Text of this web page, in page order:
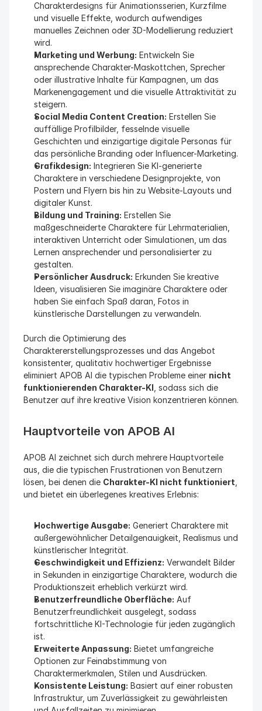
Charakterdesigns für Animationsserien, Kurzfilme
und visuelle Effekte, wodurch aufwendiges
manuelles Zeichnen oder 3D-Modellierung reduziert
wird.
Marketing und Werbung: Entwickeln Sie
ansprechende Charakter-Maskottchen, Sprecher
oder illustrative Inhalte für Kampagnen, um das
Markenengagement und die visuelle Attraktivität zu
steigern.
Social Media Content Creation: Erstellen Sie
auffällige Profilbilder, fesselnde visuelle
Geschichten und einzigartige digitale Personas für
das persönliche Branding oder Influencer-Marketing.
Grafikdesign: Integrieren Sie KI-generierte
Charaktere in verschiedene Designprojekte, von
Postern und Flyern bis hin zu Website-Layouts und
digitaler Kunst.
Bildung und Training: Erstellen Sie
maßgeschneiderte Charaktere für Lehrmaterialien,
interaktiven Unterricht oder Simulationen, um das
Lernen ansprechender und personalisierter zu
gestalten.
Persönlicher Ausdruck: Erkunden Sie kreative
Ideen, visualisieren Sie imaginäre Charaktere oder
haben Sie einfach Spaß daran, Fotos in
künstlerische Darstellungen zu verwandeln.
Durch die Optimierung des
Charaktererstellungsprozesses und das Angebot
konsistenter, qualitativ hochwertiger Ergebnisse
eliminiert APOB AI die typischen Probleme einer nicht
funktionierenden Charakter-KI , sodass sich die
Benutzer auf ihre kreative Vision konzentrieren können.
Hauptvorteile von APOB AI
APOB AI zeichnet sich durch mehrere Hauptvorteile
aus, die die typischen Frustrationen von Benutzern
lösen, bei denen die Charakter-KI nicht funktioniert
und bietet ein überlegenes kreatives Erlebnis:
Hochwertige Ausgabe: Generiert Charaktere mit
außergewöhnlicher Detailgenauigkeit, Realismus und
künstlerischer Integrität.
Geschwindigkeit und Effizienz: Verwandelt Bilder
in Sekunden in einzigartige Charaktere, wodurch die
Produktionszeit erheblich verkürzt wird.
Benutzerfreundliche Oberfläche: Auf
Benutzerfreundlichkeit ausgelegt, sodass
fortschrittliche KI-Technologie für jeden zugänglich
ist.
Erweiterte Anpassung: Bietet umfangreiche
Optionen zur Feinabstimmung von
Charaktermerkmalen, Stilen und Ausdrücken.
Konsistente Leistung: Basiert auf einer robusten
Infrastruktur, um Zuverlässigkeit zu gewährleisten